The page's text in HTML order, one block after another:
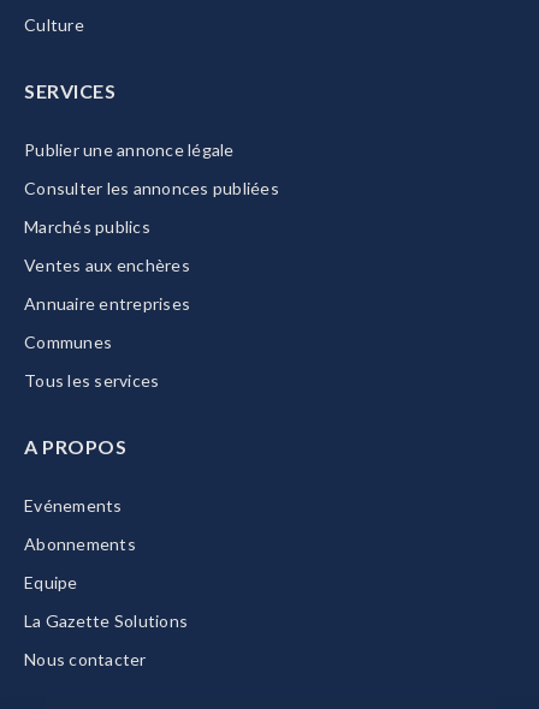
Culture
SERVICES
Publier une annonce légale
Consulter les annonces publiées
Marchés publics
Ventes aux enchères
Annuaire entreprises
Communes
Tous les services
A PROPOS
Evénements
Abonnements
Equipe
La Gazette Solutions
Nous contacter